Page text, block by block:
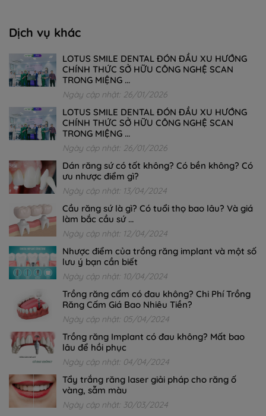
Dịch vụ khác
LOTUS SMILE DENTAL ĐÓN ĐẦU XU HƯỚNG
CHÍNH THỨC SỞ HỮU CÔNG NGHỆ SCAN
TRONG MIỆNG ...
Ngày cập nhật: 26/01/2026
LOTUS SMILE DENTAL ĐÓN ĐẦU XU HƯỚNG
CHÍNH THỨC SỞ HỮU CÔNG NGHỆ SCAN
TRONG MIỆNG ...
Ngày cập nhật: 26/01/2026
Dán răng sứ có tốt không? Có bền không? Có
ưu nhược điểm gì?
Ngày cập nhật: 13/04/2024
Cầu răng sứ là gì? Có tuổi thọ bao lâu? Và giá
làm bắc cầu sứ ...
Ngày cập nhật: 12/04/2024
Nhược điểm của trồng răng implant và một số
lưu ý bạn cần biết
Ngày cập nhật: 10/04/2024
Trồng răng cấm có đau không? Chi Phí Trồng
Răng Cấm Giá Bao Nhiêu Tiền?
Ngày cập nhật: 05/04/2024
Trồng răng Implant có đau không? Mất bao
lâu để hồi phục
Ngày cập nhật: 04/04/2024
Tẩy trắng răng laser giải pháp cho răng ố
vàng, sẫm màu
Ngày cập nhật: 30/03/2024